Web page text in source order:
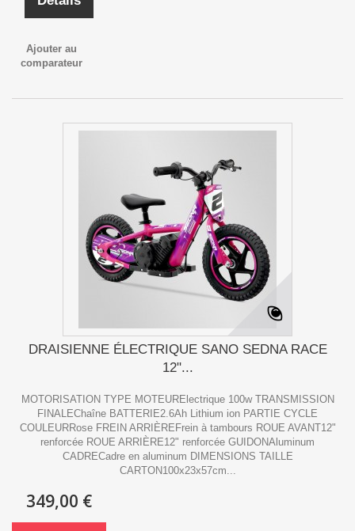
Ajouter au
comparateur
DRAISIENNE ÉLECTRIQUE SANO SEDNA RACE
12"...
MOTORISATION TYPE MOTEURElectrique 100w TRANSMISSION
FINALEChaîne BATTERIE2.6Ah Lithium ion PARTIE CYCLE
COULEURRose FREIN ARRIÈREFrein à tambours ROUE AVANT12"
renforcée ROUE ARRIÈRE12" renforcée GUIDONAluminum
CADRECadre en aluminum DIMENSIONS TAILLE
CARTON100x23x57cm...
349,00 €